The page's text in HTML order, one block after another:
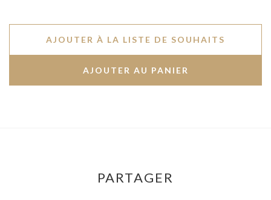
AJOUTER À LA LISTE DE SOUHAITS
PARTAGER